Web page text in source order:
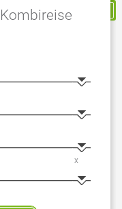
Meine Reservierung
x
Kombireise